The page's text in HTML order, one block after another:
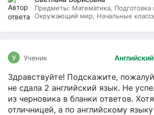
Предметы: Математика,
Окружающий мир, Начальные
У Ученик
Здравствуйте! Подскажите,
не сдала 2 английский язык. Не
из черновика в бланки ответов.
отличницей, а по английскому